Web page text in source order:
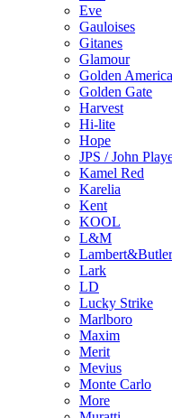
Eve
Gauloises
Gitanes
Glamour
Golden
Golden Gate
Harvest
Hi-lite
Hope
JPS / John
Kamel Red
Karelia
Kent
KOOL
L&M
Lambert&Butler
Lark
LD
Lucky Strike
Marlboro
Maxim
Merit
Mevius
Monte Carlo
More